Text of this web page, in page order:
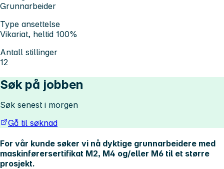
Grunnarbeider
Type ansettelse
Vikariat, heltid 100%
Antall stillinger
12
Søk på jobben
Søk senest i morgen
Gå til søknad
For vår kunde søker vi nå dyktige grunnarbeidere med
maskinførersertifikat M2, M4 og/eller M6 til et større
prosjekt.